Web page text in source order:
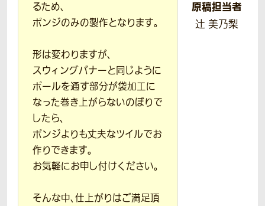
るため、
ポンジのみの製作となります。
形は変わりますが、
スウィングバナーと同じように
ポールを通す部分が袋加工に
なった巻き上がらないのぼりで
したら、
ポンジよりも丈夫なツイルでお
作りできます。
お気軽にお申し付けください。
そんな中、仕上がりはご満足頂
原稿担当者
辻 美乃梨